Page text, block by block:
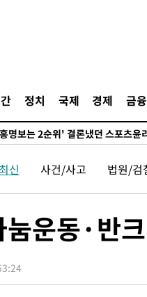
정치 국제 경제 금융
도 '펄펄'…기상청 "태풍 지나며 폭
락 후폭풍' 축구협회…11시간 걸
회, 15년 전 심판 성 접대 파문에 "
참 "北 발사체는 단거리탄도미사일
SKT, 에이닷 서비스 장애 발생…"
참 "북, 동해상으로 미상 발사체
일 프로야구 3연전도 폭염 취소
락 후폭풍' 축구협회…초유의 압
37.9도, 올여름 최고치 경신…영
신 사건/사고 법원/검
눔운동·반